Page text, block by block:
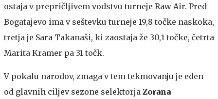
ostaja v prepričljivem vodstvu turneje Raw Air. Pred
Bogatajevo ima v seštevku turneje 19,8 točke naskoka,
tretja je Sara Takanaši, ki zaostaja že 30,1 točke, četrta
Marita Kramer pa 31 točk.
V pokalu narodov, zmaga v tem tekmovanju je eden
od glavnih ciljev sezone selektorja Zorana